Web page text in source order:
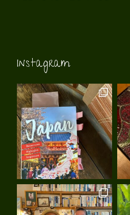
Instagram